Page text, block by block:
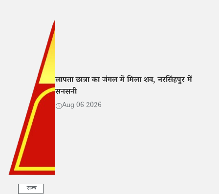
राज्य
लापता छात्रा का जंगल में मिला शव, नरसिंहपुर में
सनसनी
Aug 06 2026